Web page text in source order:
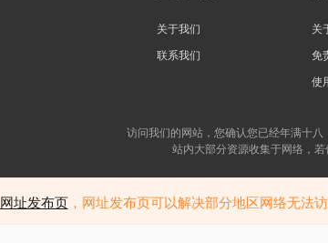
关于我们
联系我们
关
免
使
访问我们的网站，您确认您已经年满十
站内大部分资源收集于网络，若
网址发布页，网址发布页可以解决部分地区网络无法